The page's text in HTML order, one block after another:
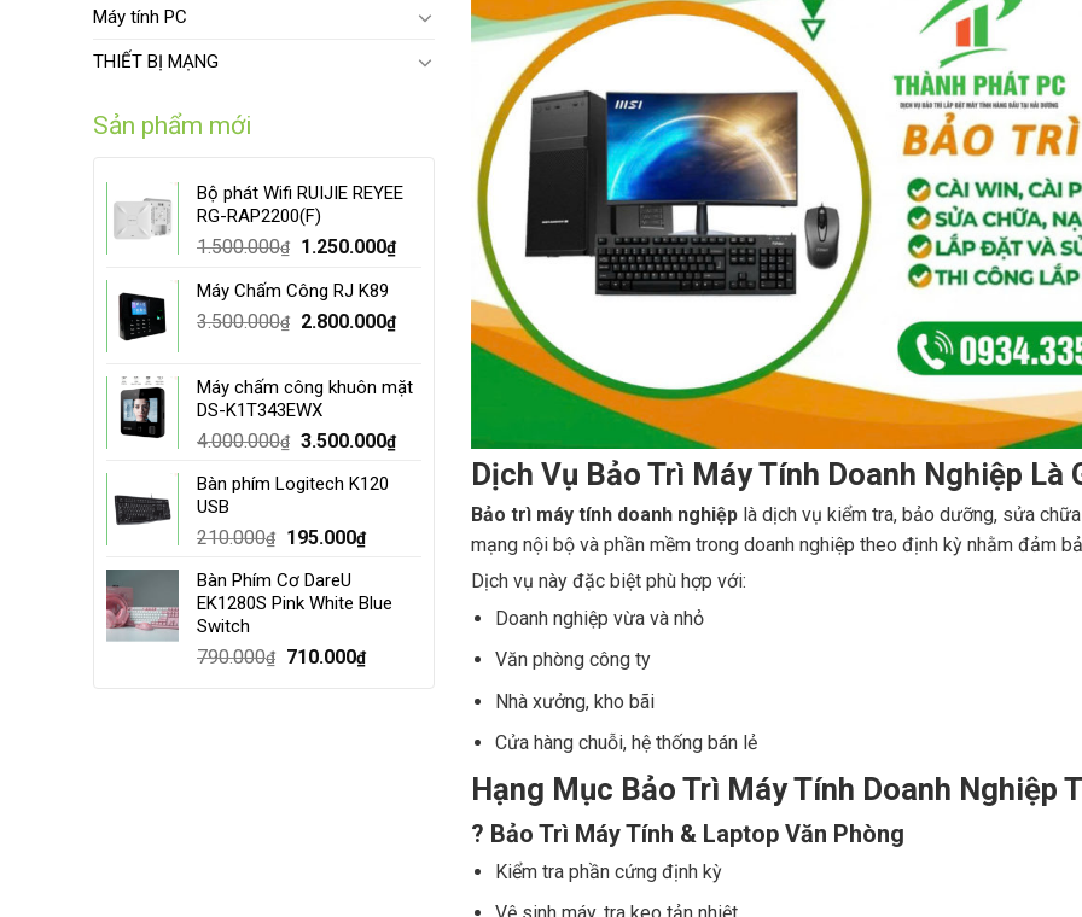
Máy tính PC
THIẾT BỊ MẠNG
Sản phẩm mới
Bộ phát Wifi RUIJIE REYEE
RG-RAP2200(F)
1.500.000₫
Original
was:
1.500.000₫.
1.250.000₫Current
1.250.000₫.
Máy Chấm Công RJ K89
3.500.000₫
Original
3.500.000₫.
2.800.000₫Current
2.800.000₫.
Máy chấm công khuôn mặt
DS-K1T343EWX
4.000.000₫ Original
was:
3.500.000₫Current
3.500.000₫.
Bàn phím Logitech K120
USB
210.000₫
Original
was:
210.000₫.
195.000₫Current
195.000₫.
Bàn Phím Cơ DareU
EK1280S Pink White Blue
Switch
790.000₫
Original
710.000₫Current
Dịch Vụ Bảo Trì Máy Tính Doanh Nghiệp Là
Bảo trì máy tính doanh nghiệplà dịch vụ kiểm tra, bảo dưỡng, sửa
mạng nội bộ và phần mềm trong doanh nghiệp theo định kỳ nhằm đảm
Dịch vụ này đặc biệt phù hợp với:
Doanh nghiệp vừa và nhỏ
Văn phòng công ty
Nhà xưởng, kho bãi
Cửa hàng chuỗi, hệ thống bán lẻ
Hạng Mục Bảo Trì Máy Tính Doanh Nghiệp
? Bảo Trì Máy Tính & Laptop Văn Phòng
Kiểm tra phần cứng định kỳ